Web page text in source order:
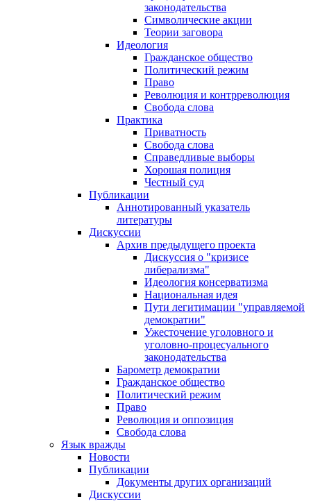
законодательства
Символические акции
Теории заговора
Идеология
Гражданское общество
Политический режим
Право
Революция и контрреволюция
Свобода слова
Практика
Приватность
Свобода слова
Справедливые выборы
Хорошая полиция
Честный суд
Публикации
Аннотированный указатель
литературы
Дискуссии
Архив предыдущего проекта
Дискуссия о "кризисе
либерализма"
Идеология консерватизма
Национальная идея
Пути легитимации "управляемой
демократии"
Ужесточение уголовного и
уголовно-процесуального
законодательства
Барометр демократии
Гражданское общество
Политический режим
Право
Революция и оппозиция
Свобода слова
Язык вражды
Новости
Публикации
Документы других организаций
Дискуссии